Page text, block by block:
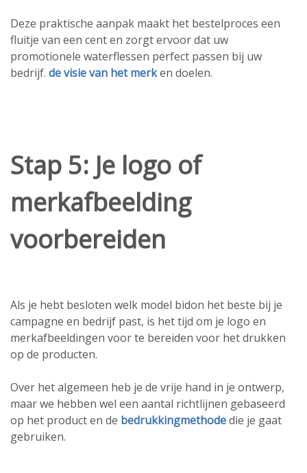
Deze praktische aanpak maakt het bestelproces een
fluitje van een cent en zorgt ervoor dat uw
promotionele waterflessen perfect passen bij uw
bedrijf. de visie van het merken doelen.
Stap 5: Je logo of
merkafbeelding
voorbereiden
Als je hebt besloten welk model bidon het beste bij je
campagne en bedrijf past, is het tijd om je logo en
merkafbeeldingen voor te bereiden voor het drukken
op de producten.
Over het algemeen heb je de vrije hand in je ontwerp,
maar we hebben wel een aantal richtlijnen gebaseerd
op het product en de bedrukkingmethodedie je gaat
gebruiken.